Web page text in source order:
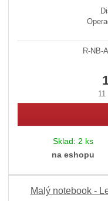
R-NB-
Sklad: 2 ks
na eshopu
Malý notebook -